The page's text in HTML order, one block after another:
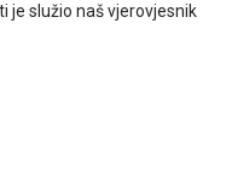
je služio naš vjerovjesnik